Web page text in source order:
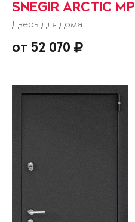
SNEGIR ARCTIC MP
Дверь для дома
от 52 070